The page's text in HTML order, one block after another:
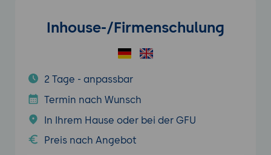
Inhouse-/Firmenschulung
2 Tage - anpassbar
Termin nach Wunsch
In Ihrem Hause oder bei der GFU
Preis nach Angebot